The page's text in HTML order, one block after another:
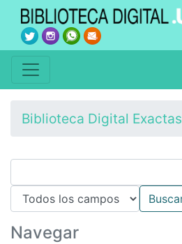
Biblioteca Digital Exactas
Navegar